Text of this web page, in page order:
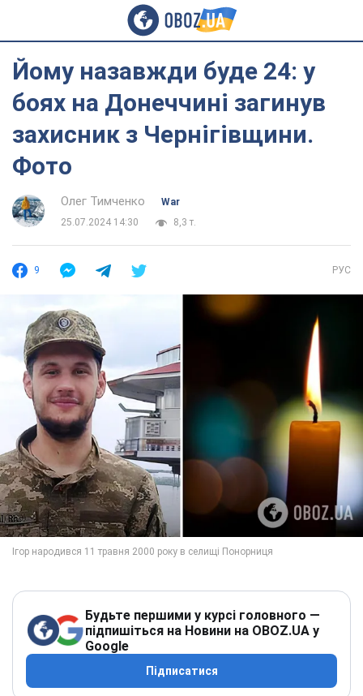
Йому назавжди буде 24: у
боях на Донеччині загинув
захисник з Чернігівщини.
Фото
Олег Тимченко
War
25.07.2024 14:30
8,3 т.
9 РУС
Будьте першими у курсі головного —
підпишіться на Новини на OBOZ.UA у
Google
Підписатися